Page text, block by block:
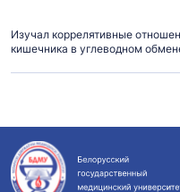
Изучал коррелятивные
кишечника в углеводном